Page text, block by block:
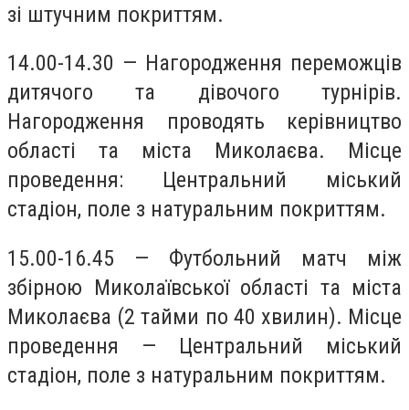
зі штучним покриттям.
14.00-14.30 — Нагородження переможців
дитячого та дівочого турнірів.
Нагородження проводять керівництво
області та міста Миколаєва. Місце
проведення: Центральний міський
стадіон, поле з натуральним покриттям.
15.00-16.45 — Футбольний матч між
збірною Миколаївської області та міста
Миколаєва (2 тайми по 40 хвилин). Місце
проведення — Центральний міський
стадіон, поле з натуральним покриттям.